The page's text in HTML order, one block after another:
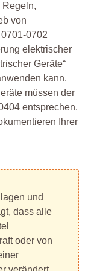
von
0702
elektrischer
Geräte“
kann.
müssen der
entsprechen.
Ihrer
und
dass alle
oder von